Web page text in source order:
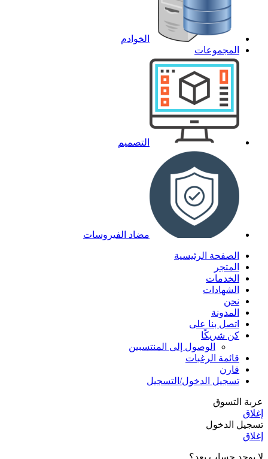
الخوادم
المجموعات
التصميم
مضاد الفيروسات
الصفحة الرئيسية
المتجر
الخدمات
الشهادات
نحن
المدونة
اتصل بنا على
كن شريكًا
الوصول إلى المنتسبين
قائمة الرغبات
قارن
تسجيل الدخول/التسجيل
عربة التسوق
إغلاق
تسجيل الدخول
إغلاق